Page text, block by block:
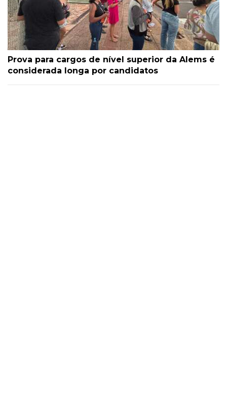
Prova para cargos de nível superior da Alems é
considerada longa por candidatos